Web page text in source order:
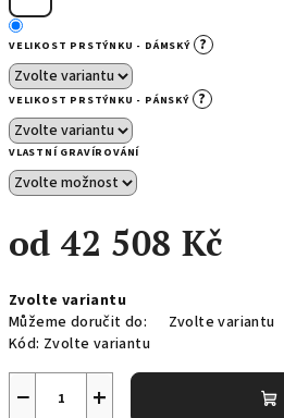
VELIKOST PRSTÝNKU - DÁMSKÝ ?
VELIKOST PRSTÝNKU - PÁNSKÝ ?
VLASTNÍ GRAVÍROVÁNÍ
od42 508 Kč
cena:
Zvolte variantu
Můžeme doručit do:
Zvolte variantu
Kód: Zvolte variantu
+
−